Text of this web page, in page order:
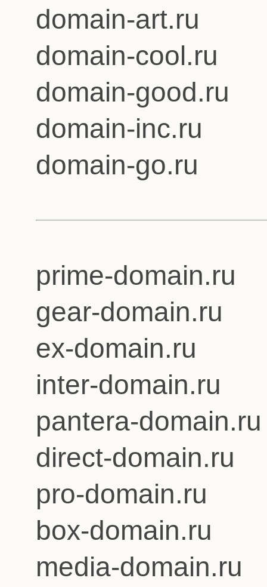
domain-art.ru
domain-cool.ru
domain-good.ru
domain-inc.ru
domain-go.ru
prime-domain.ru
gear-domain.ru
ex-domain.ru
inter-domain.ru
pantera-domain.ru
direct-domain.ru
pro-domain.ru
box-domain.ru
media-domain.ru